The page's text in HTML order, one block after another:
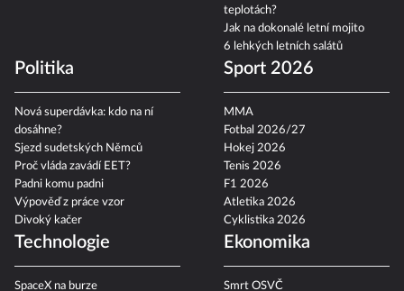
teplotách?
Jak na dokonalé letní mojito
6 lehkých letních salátů
Politika
Nová superdávka: kdo na ní
dosáhne?
Sjezd sudetských Němců
Proč vláda zavádí EET?
Padni komu padni
Výpověď z práce vzor
Divoký kačer
Sport 2026
MMA
Fotbal 2026/27
Hokej 2026
Tenis 2026
F1 2026
Atletika 2026
Cyklistika 2026
Technologie
SpaceX na burze
Ekonomika
Smrt OSVČ